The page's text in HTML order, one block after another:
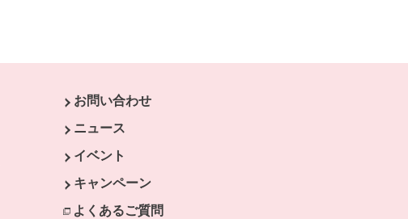
お問い合わせ
ニュース
イベント
キャンペーン
よくあるご質問